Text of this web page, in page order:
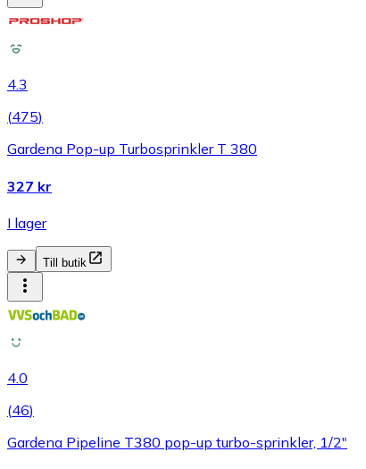
4.3
(475)
Gardena Pop-up Turbosprinkler T 380
327 kr
I lager
Till butik
4.0
(46)
Gardena Pipeline T380 pop-up turbo-sprinkler, 1/2"